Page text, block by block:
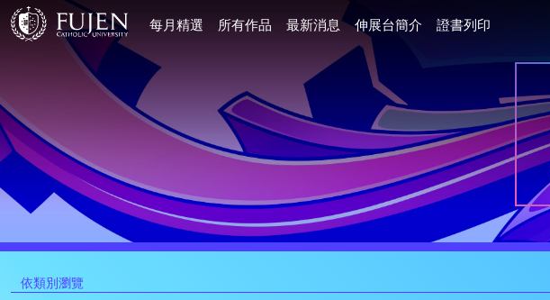
每月精選 所有作品 最新消息 伸展台簡介 證書列印
依類別瀏覽